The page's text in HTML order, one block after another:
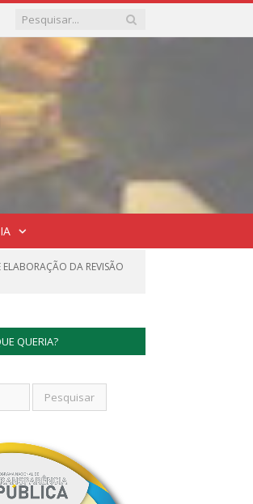
DA REVISÃO
QUERIA?